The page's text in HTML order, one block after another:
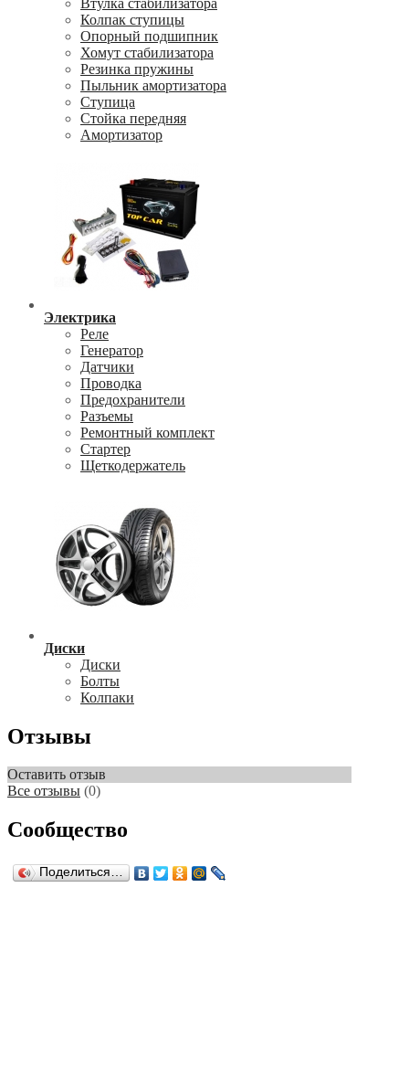
Колпак ступицы
Опорный подшипник
Хомут стабилизатора
Резинка пружины
Пыльник амортизатора
Ступица
Стойка передняя
Амортизатор
Электрика
Реле
Генератор
Датчики
Проводка
Предохранители
Разъемы
Ремонтный комплект
Стартер
Щеткодержатель
Диски
Диски
Болты
Колпаки
Отзывы
Оставить отзыв
Все отзывы (0)
Сообщество
Поделиться…